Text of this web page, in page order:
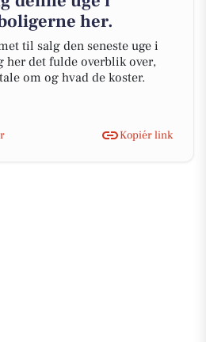
her.
til salg den seneste uge i
her det fulde overblik over,
om og hvad de koster.
Kopiér link